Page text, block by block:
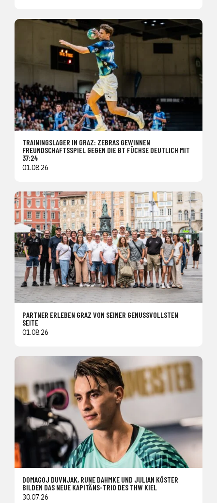
TRAININGSLAGER IN GRAZ: ZEBRAS GEWINNEN
FREUNDSCHAFTSSPIEL GEGEN DIE BT FÜCHSE DEUTLICH MIT
37:24
01.08.26
PARTNER ERLEBEN GRAZ VON SEINER GENUSSVOLLSTEN
SEITE
01.08.26
DOMAGOJ DUVNJAK, RUNE DAHMKE UND JULIAN KÖSTER
BILDEN DAS NEUE KAPITÄNS-TRIO DES THW KIEL
30.07.26